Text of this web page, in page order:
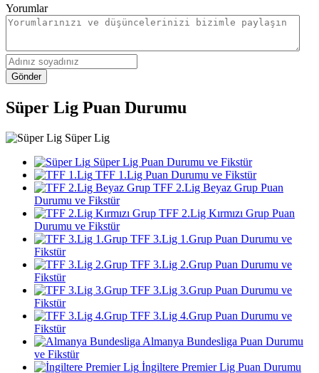
Yorumlar
Gönder
Süper Lig Puan Durumu
Süper Lig
Süper Lig Puan Durumu ve Fikstür
TFF 1.Lig Puan Durumu ve Fikstür
TFF 2.Lig Beyaz Grup Puan
Durumu ve Fikstür
TFF 2.Lig Kırmızı Grup Puan
Durumu ve Fikstür
TFF 3.Lig 1.Grup Puan Durumu ve
Fikstür
TFF 3.Lig 2.Grup Puan Durumu ve
Fikstür
TFF 3.Lig 3.Grup Puan Durumu ve
Fikstür
TFF 3.Lig 4.Grup Puan Durumu ve
Fikstür
Almanya Bundesliga Puan Durumu
ve Fikstür
İngiltere Premier Lig Puan Durumu